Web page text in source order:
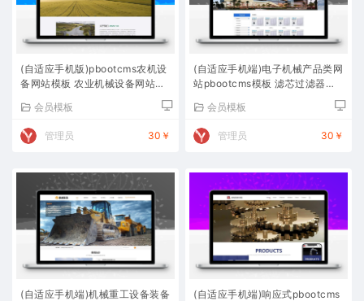
(自适应手机版)pbootcms农机设
备网站模板 农业机械设备网站源
会员模板
管理员 30￥
(自适应手机端)电子机械产品类网
站pbootcms模板 滤芯过滤器网
会员模板
管理员 30￥
(自适应手机端)机械重工设备装备
(自适应手机端)响应式pbootcms